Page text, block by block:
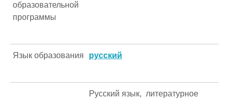
образовательной
программы
Язык образования русский
Русский язык, литературное